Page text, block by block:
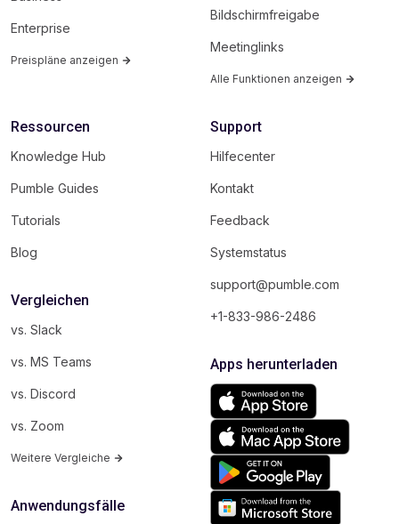
Enterprise
Preispläne anzeigen
Bildschirmfreigabe
Meetinglinks
Alle Funktionen anzeigen
Ressourcen
Knowledge Hub
Pumble Guides
Tutorials
Blog
Vergleichen
vs. Slack
vs. MS Teams
vs. Discord
vs. Zoom
Weitere Vergleiche
Anwendungsfälle
Support
Hilfecenter
Kontakt
Feedback
Systemstatus
support@pumble.com
+1-833-986-2486
Apps herunterladen